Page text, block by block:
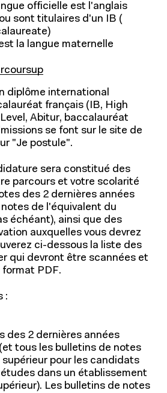
officielle est l'anglais
sont titulaires d'un IB (
la langue maternelle
diplôme international
français (IB, High
Abitur, baccalauréat
se font sur le site de
"Je postule".
sera constitué des
parcours et votre scolarité
des 2 dernières années
de l'équivalent du
échéant), ainsi que des
auxquelles vous devrez
ci-dessous la liste des
qui devront être scannées et
PDF.
:
des 2 dernières années
tous les bulletins de notes
supérieur pour les candidats
dans un établissement
Les bulletins de notes